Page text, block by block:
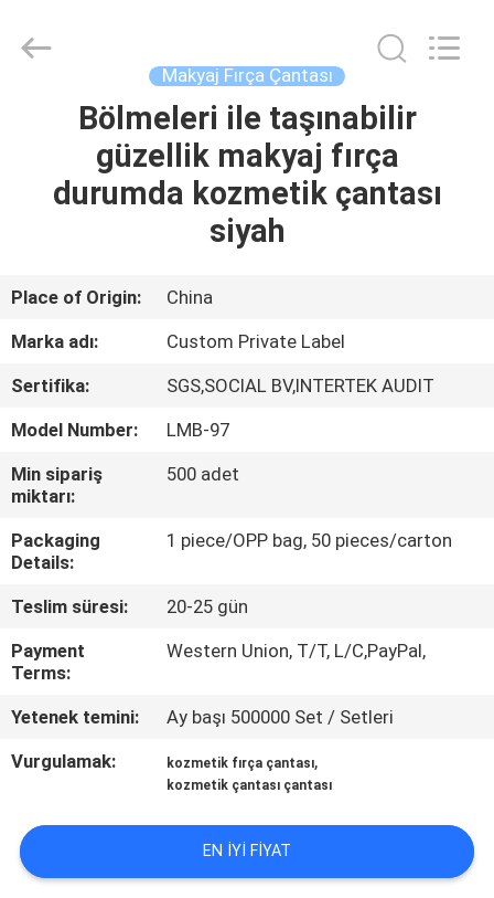
ÜRÜN:%
HAKKIMIZDA
TURU
KALITE
KONTROL
HARITASI
PRIVACY
POLICY
Makyaj Fırça Çantası
Bölmeleri ile taşınabilir
güzellik makyaj fırça
durumda kozmetik çantası
siyah
Place of Origin:
China
Marka adı:
Custom Private Label
Sertifika:
SGS,SOCIAL BV,INTERTEK AUDIT
Model Number:
LMB-97
Min sipariş
miktarı:
500 adet
Packaging
Details:
1 piece/OPP bag, 50 pieces/carton
Teslim süresi:
20-25 gün
Payment
Terms:
Western Union, T/T, L/C,PayPal,
Yetenek temini:
Ay başı 500000 Set / Setleri
Vurgulamak:
kozmetik fırça çantası,
kozmetik çantası çantası
EN IYI FIYAT